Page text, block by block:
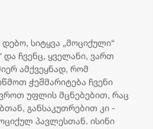
სიტყვა „მოციქული“
და ჩვენც, ყველანი, ვართ
ამქვეყნად, რომ
ჭეშმარიტება ჩვენი
უფლის მცნებებით, რაც
განსაკუთრებით კი -
პავლესთან. ისინი